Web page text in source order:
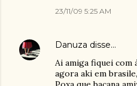
23/11/09 5:25 AM
Danuza disse…
Ai amiga fiquei com
agora aki em